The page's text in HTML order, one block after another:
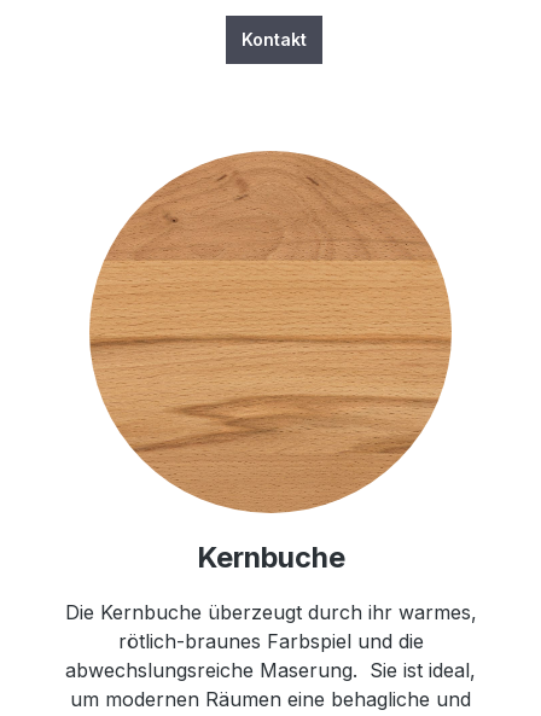
Kontakt
Kernbuche
Die Kernbuche überzeugt durch ihr warmes,
rötlich-braunes Farbspiel und die
abwechslungsreiche Maserung. Sie ist ideal,
um modernen Räumen eine behagliche und